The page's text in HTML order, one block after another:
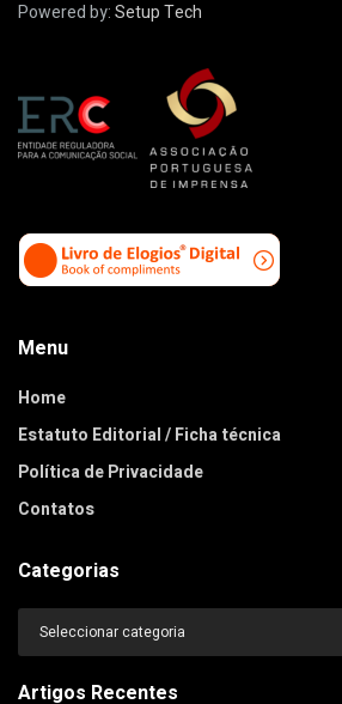
Powered by:Setup Tech
Menu
Home
Estatuto Editorial / Ficha técnica
Política de Privacidade
Contatos
Categorias
Categorias
Artigos Recentes